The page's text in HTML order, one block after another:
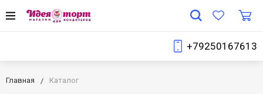
+79250167613
Главная Каталог